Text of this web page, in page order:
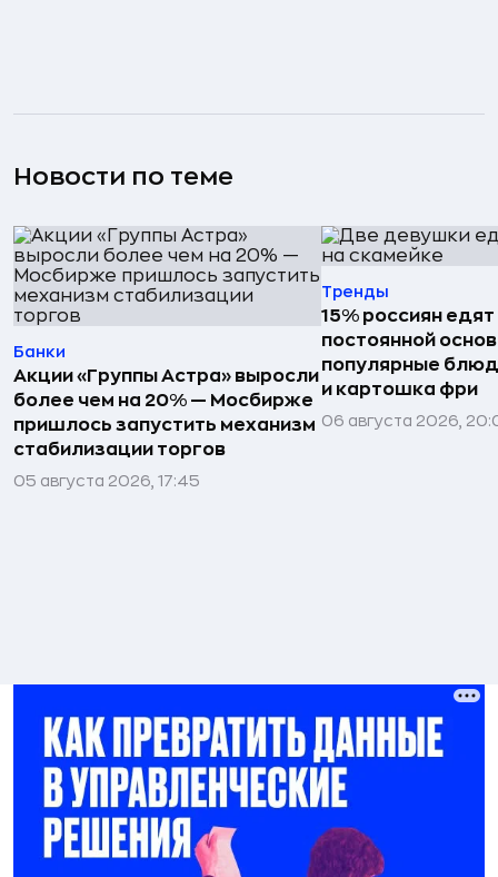
Новости по теме
Банки
Акции «Группы Астра» выросли
более чем на 20% — Мосбирже
пришлось запустить механизм
стабилизации торгов
05 августа 2026, 17:45
Тренды
15% россиян
постоянной
популярные
и картошка фри
06 августа 2026,